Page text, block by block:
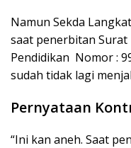
Namun Sekda
saat penerbitan Surat
Pendidikan Nomor :
sudah tidak lagi
Pernyataan
“Ini kan aneh. Saat